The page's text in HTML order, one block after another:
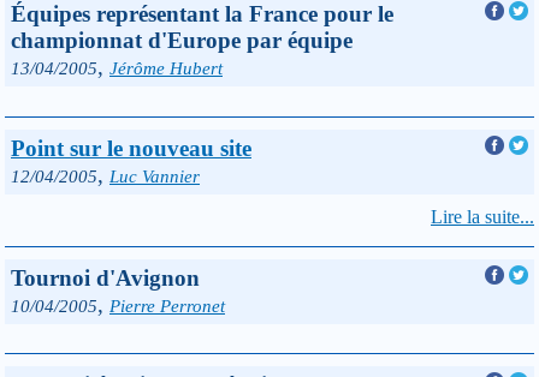
Équipes représentant la France pour le
championnat d'Europe par équipe
13/04/2005, Jérôme Hubert
Point sur le nouveau site
12/04/2005, Luc Vannier
Lire la suite...
Tournoi d'Avignon
10/04/2005, Pierre Perronet